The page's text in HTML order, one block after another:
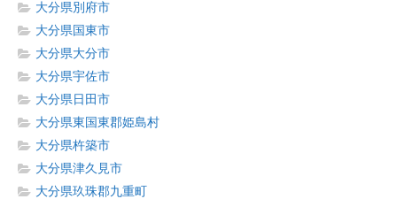
大分県別府市
大分県国東市
大分県大分市
大分県宇佐市
大分県日田市
大分県東国東郡姫島村
大分県杵築市
大分県津久見市
大分県玖珠郡九重町